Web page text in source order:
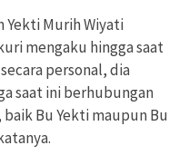
Yekti Murih Wiyati
mengaku hingga saat
personal, dia
saat ini berhubungan
Bu Yekti maupun Bu